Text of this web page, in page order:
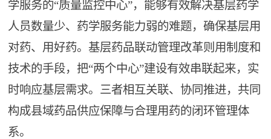
学服务的“质量监控中心”，能够有效解决基层药学
人员数量少、药学服务能力弱的难题，确保基层用
对药、用好药。基层药品联动管理改革则用制度和
技术的手段，把“两个中心”建设有效串联起来，实
时响应基层需求。三者相互关联、协同推进，共同
构成县域药品供应保障与合理用药的闭环管理体
系。